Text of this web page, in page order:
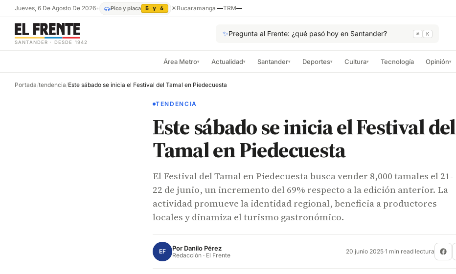
Jueves, 6 De Agosto De 2026• Pico y placa 5 y 6 ☀Bucaramanga —TRM—
SANTANDER · DESDE 1942
✨Pregunta al Frente: ¿qué pasó hoy en Santander? ⌘ K
Área Metro▾ Actualidad▾ Santander▾ Deportes▾ Cultura▾ Tecnología Opinión▾
Portada/tendencia/Este sábado se inicia el Festival del Tamal en Piedecuesta
TENDENCIA
Este sábado se inicia el Festival del
Tamal en Piedecuesta
El Festival del Tamal en Piedecuesta busca vender 8,000 tamales el 21-
22 de junio, un incremento del 69% respecto a la edición anterior. La
actividad promueve la identidad regional, beneficia a productores
locales y dinamiza el turismo gastronómico.
EF Por Danilo Pérez
Redacción · El Frente 20 junio 2025·1 min read lectura